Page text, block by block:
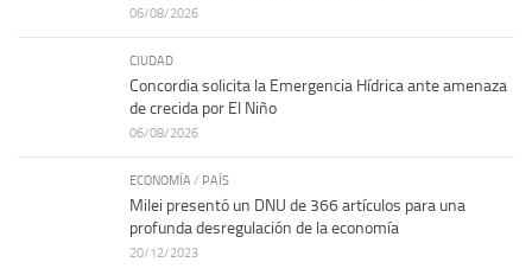
06/08/2026
CIUDAD
Concordia solicita la Emergencia Hídrica ante amenaza
de crecida por El Niño
06/08/2026
ECONOMÍA / PAÍS
Milei presentó un DNU de 366 artículos para una
profunda desregulación de la economía
20/12/2023